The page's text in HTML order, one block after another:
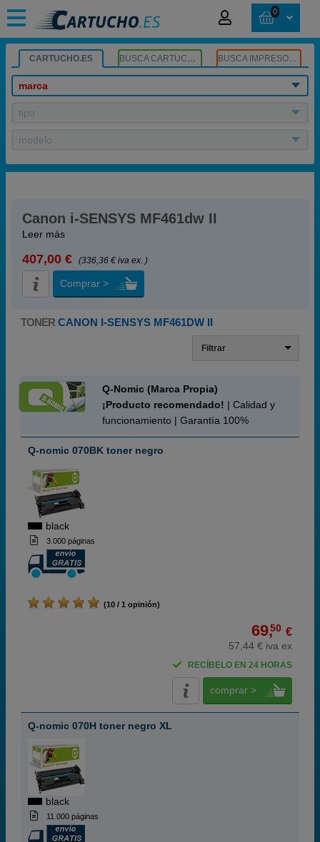
0
CARTUCHO.ES BUSCA CARTUCHOS BUSCA IMPRESORA
marca
tipo
modelo
Canon i-SENSYS MF461dw II
Leer más
407,00 € (336,36 € iva ex. )
Comprar >
TONER CANON I-SENSYS MF461DW II
Filtrar
Q-Nomic (Marca Propia)
¡Producto recomendado! | Calidad y
funcionamiento | Garantía 100%
Q-nomic 070BK toner negro
black
3.000 páginas
(10 / 1 opinión)
69,50 €
57,44 € iva ex
RECÍBELO EN 24 HORAS
comprar >
Q-nomic 070H toner negro XL
black
11.000 páginas